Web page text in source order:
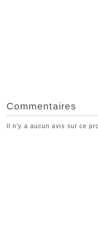
Commentaires
Il n'y a aucun avis sur ce